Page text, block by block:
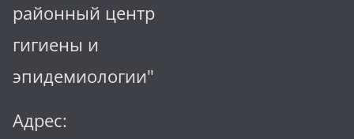
районный центр
гигиены и
эпидемиологии"
Адрес: